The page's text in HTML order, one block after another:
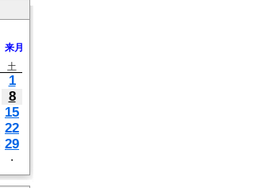
来月
土
1
8
15
22
29
・